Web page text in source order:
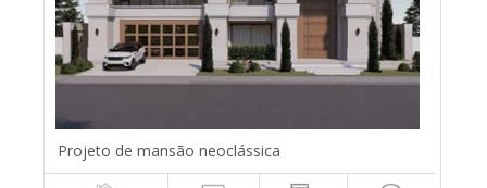
Projeto de mansão neoclássica